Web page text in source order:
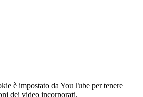
è impostato da YouTube per tenere
dei video incorporati.